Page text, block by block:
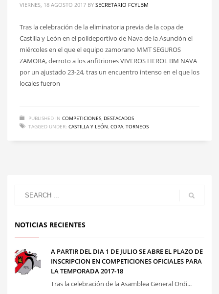
VIERNES, 18 AGOSTO 2017 BY SECRETARIO FCYLBM
Tras la celebración de la eliminatoria previa de la copa de
Castilla y León en el polideportivo de Nava de la Asunción el
miércoles en el que el equipo zamorano MMT SEGUROS
ZAMORA, derroto a los anfitriones VIVEROS HEROL BM NAVA
por un ajustado 23-24, tras un encuentro intenso en el que los
locales fueron
PUBLISHED IN COMPETICIONES DESTACADOS
TAGGED UNDER: CASTILLA Y LEÓN COPA TORNEOS
NOTICIAS RECIENTES
A PARTIR DEL DIA 1 DE JULIO SE ABRE EL PLAZO DE
INSCRIPCION EN COMPETICIONES OFICIALES PARA
LA TEMPORADA 2017-18
Tras la celebración de la Asamblea General Ordi...